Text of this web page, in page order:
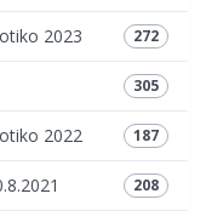
272
2023
305
187
2022
208